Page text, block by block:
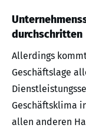
durchschritten
Allerdings
Geschäftslage
Geschäftsklima
allen anderen